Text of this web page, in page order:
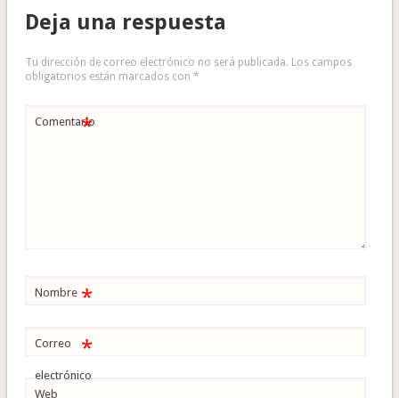
Deja una respuesta
Tu dirección de correo electrónico no será publicada. Los campos
obligatorios están marcados con *
Comentario
*
Nombre *
Correo
electrónico
*
Web